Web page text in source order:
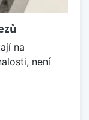
na
není